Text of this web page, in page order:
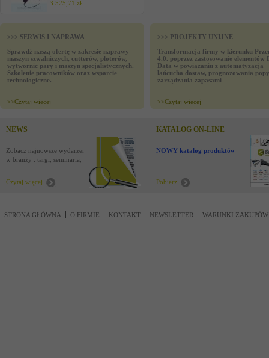
3 525,71 zł
>>> SERWIS I NAPRAWA
Sprawdź naszą ofertę w zakresie naprawy
maszyn szwalniczych, cutterów, ploterów,
wytwornic pary i maszyn specjalistycznych.
Szkolenie pracowników oraz wsparcie
technologiczne.
>>Czytaj wiecej
>>> PROJEKTY UNIJNE
Transformacja firmy w kierunku
4.0. poprzez zastosowanie elementów
Data w powiązaniu z automatyzacją
łańcucha dostaw, prognozowania
zarządzania zapasami
>>Czytaj wiecej
NEWS
Zobacz najnowsze wydarzenia
w branży : targi, seminaria,
Czytaj więcej
KATALOG ON-LINE
NOWY katalog produktów !
Pobierz
STRONA GŁÓWNA O FIRMIE KONTAKT NEWSLETTER WARUNKI ZAKUPÓW